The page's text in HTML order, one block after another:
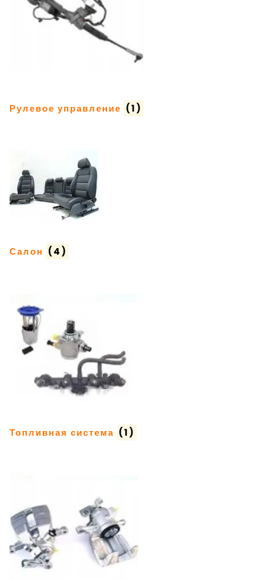
Рулевое управление (1)
Салон (4)
Топливная система (1)